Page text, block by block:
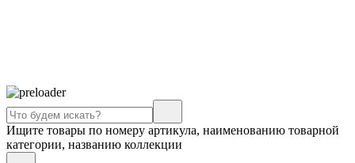
Ищите товары по номеру артикула, наименованию товарной
категории, названию коллекции